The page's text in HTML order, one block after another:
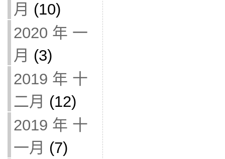
月 (10)
2020 年 一
月 (3)
2019 年 十
二月 (12)
2019 年 十
一月 (7)